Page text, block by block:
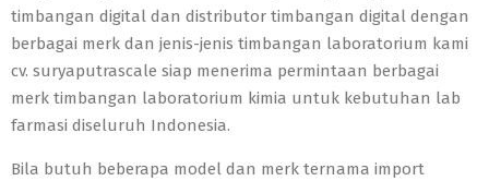
timbangan digital dan distributor timbangan digital dengan
berbagai merk dan jenis-jenis timbangan laboratorium kami
cv. suryaputrascale siap menerima permintaan berbagai
merk timbangan laboratorium kimia untuk kebutuhan lab
farmasi diseluruh Indonesia.
Bila butuh beberapa model dan merk ternama import